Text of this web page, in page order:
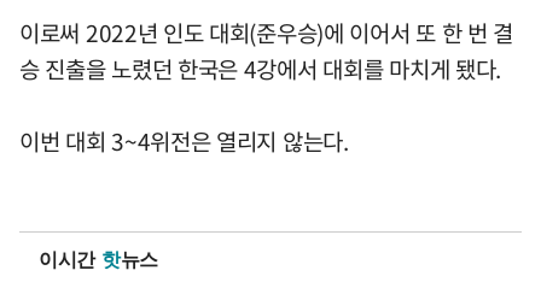
이로써 2022년 인도 대회(준우승)에 이어서 또 한 번 결
승 진출을 노렸던 한국은 4강에서 대회를 마치게 됐다.
이번 대회 3~4위전은 열리지 않는다.
이시간 핫뉴스